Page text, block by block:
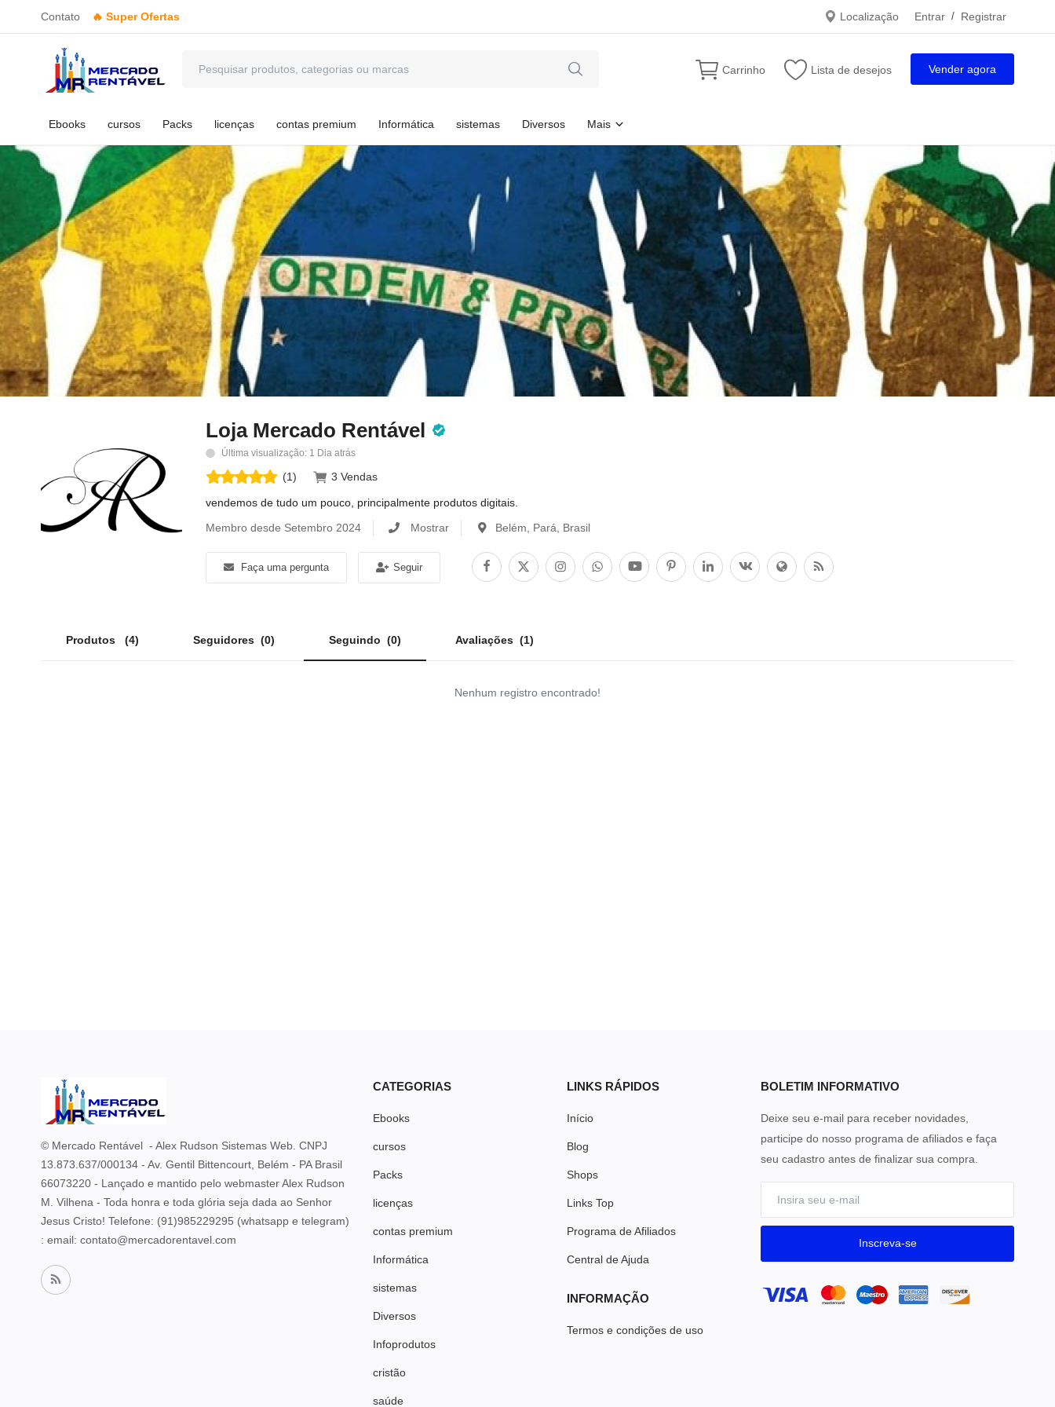
Contato 🔥 Super Ofertas Localização Entrar / Registrar
Carrinho Lista de desejos Vender agora
Ebooks cursos Packs licenças contas premium Informática sistemas Diversos Mais
Loja Mercado Rentável
Última visualização: 1 Dia atrás
(1) 3 Vendas
vendemos de tudo um pouco, principalmente produtos digitais.
Membro desde Setembro 2024
Mostrar Belém, Pará, Brasil
Faça uma pergunta Seguir
Produtos (4) Seguidores (0) Seguindo (0) Avaliações (1)
Nenhum registro encontrado!
© Mercado Rentável - Alex Rudson Sistemas Web. CNPJ
13.873.637/000134 - Av. Gentil Bittencourt, Belém - PA Brasil
66073220 - Lançado e mantido pelo webmaster Alex Rudson
M. Vilhena - Toda honra e toda glória seja dada ao Senhor
Jesus Cristo! Telefone: (91)985229295 (whatsapp e telegram)
: email: contato@mercadorentavel.com
CATEGORIAS
Ebooks
cursos
Packs
licenças
contas premium
Informática
sistemas
Diversos
Infoprodutos
cristão
saúde
LINKS RÁPIDOS
Início
Blog
Shops
Links Top
Programa de Afiliados
Central de Ajuda
INFORMAÇÃO
Termos e condições de uso
BOLETIM INFORMATIVO
Deixe seu e-mail para receber novidades,
participe do nosso programa de afiliados e faça
seu cadastro antes de finalizar sua compra.
Inscreva-se